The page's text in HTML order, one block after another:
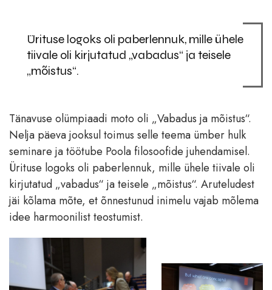
Ürituse logoks oli paberlennuk, mille ühele
tiivale oli kirjutatud „vabadus“ ja teisele
„mõistus“.
Tänavuse olümpiaadi moto oli „Vabadus ja mõistus“.
Nelja päeva jooksul toimus selle teema ümber hulk
seminare ja töötube Poola filosoofide juhendamisel.
Ürituse logoks oli paberlennuk, mille ühele tiivale oli
kirjutatud „vabadus“ ja teisele „mõistus“. Aruteludest
jäi kõlama mõte, et õnnestunud inimelu vajab mõlema
idee harmoonilist teostumist.